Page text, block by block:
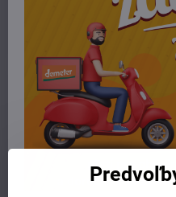
Do košíka